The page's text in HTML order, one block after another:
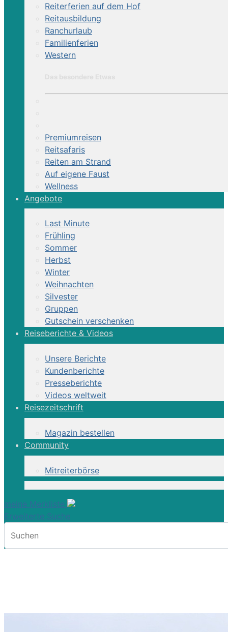
Reiterferien auf dem Hof
Reitausbildung
Ranchurlaub
Familienferien
Western
Premiumreisen
Reitsafaris
Reiten am Strand
Auf eigene Faust
Wellness
Angebote
Last Minute
Frühling
Sommer
Herbst
Winter
Weihnachten
Silvester
Gruppen
Gutschein verschenken
Reiseberichte & Videos
Unsere Berichte
Kundenberichte
Presseberichte
Videos weltweit
Reisezeitschrift
Magazin bestellen
Community
Mitreiterbörse
meine Merkliste
Erweiterte Suche